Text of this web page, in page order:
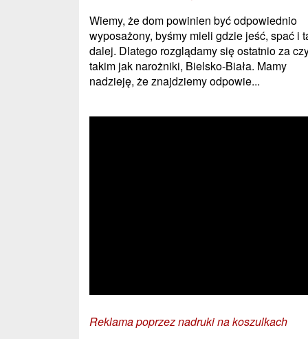
Wiemy, że dom powinien być odpowiednio
wyposażony, byśmy mieli gdzie jeść, spać i
dalej. Dlatego rozglądamy się ostatnio za
takim jak narożniki, Bielsko-Biała. Mamy
nadzieję, że znajdziemy odpowie...
Reklama poprzez nadruki na koszulkach